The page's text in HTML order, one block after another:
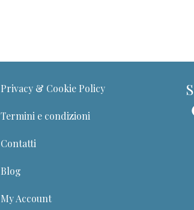
Privacy & Cookie Policy
Termini e condizioni
Contatti
Blog
My Account
📚 Trova